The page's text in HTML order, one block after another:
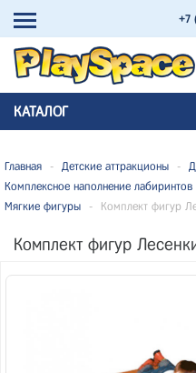
+7
КАТАЛОГ
Главная - Детские аттракционы -
Комплексное наполнение лабиринтов
Мягкие фигуры
- Комплект фигур
Комплект фигур